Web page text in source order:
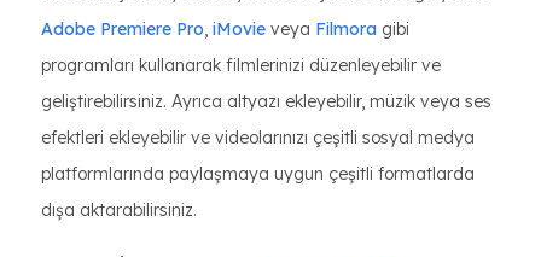
Adobe Premiere Pro, iMovie veya Filmora gibi
programları kullanarak filmlerinizi düzenleyebilir ve
geliştirebilirsiniz. Ayrıca altyazı ekleyebilir, müzik veya ses
efektleri ekleyebilir ve videolarınızı çeşitli sosyal medya
platformlarında paylaşmaya uygun çeşitli formatlarda
dışa aktarabilirsiniz.